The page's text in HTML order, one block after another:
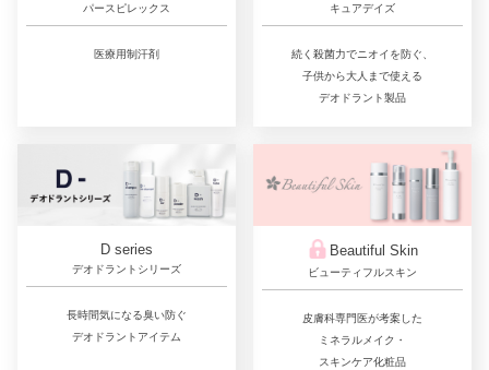
パースピレックス
医療用制汗剤
キュアデイズ
続く殺菌力でニオイを防ぐ、
子供から大人まで使える
デオドラント製品
D series
デオドラントシリーズ
長時間気になる臭い防ぐ
デオドラントアイテム
Beautiful Skin
ビューティフルスキン
皮膚科専門医が考案した
ミネラルメイク・
スキンケア化粧品